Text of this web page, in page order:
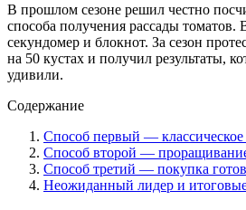
В прошлом сезоне решил честно
способа получения рассады томатов.
секундомер и блокнот. За сезон
на 50 кустах и получил результаты,
удивили.
Содержание
Способ первый —
Способ второй — проращивание
Способ третий — покупка
Неожиданный лидер и